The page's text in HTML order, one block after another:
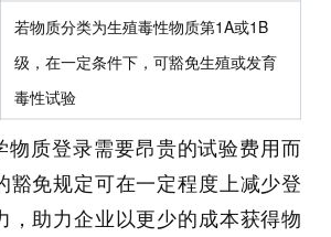
若物质分类为生殖毒性物质第1A或1B
级，在一定条件下，可豁免生殖或发育
毒性试验
物质登录需要昂贵的试验费用而
豁免规定可在一定程度上减少登
，助力企业以更少的成本获得物